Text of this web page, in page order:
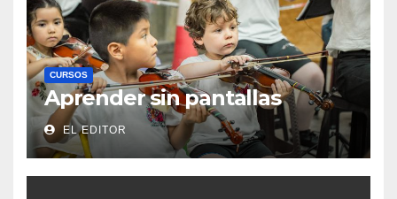
CURSOS
Aprender sin pantallas
EL EDITOR